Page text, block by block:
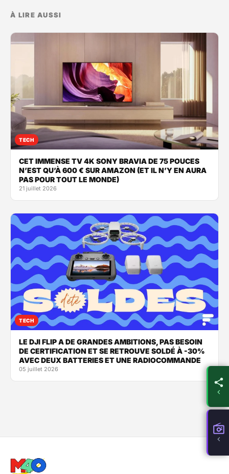
À LIRE AUSSI
TECH
CET IMMENSE TV 4K SONY BRAVIA DE 75 POUCES
N’EST QU’À 600 € SUR AMAZON (ET IL N’Y EN AURA
PAS POUR TOUT LE MONDE)
21 juillet 2026
TECH
LE DJI FLIP A DE GRANDES AMBITIONS, PAS BESOIN
DE CERTIFICATION ET SE RETROUVE SOLDÉ À -30%
AVEC DEUX BATTERIES ET UNE RADIOCOMMANDE
05 juillet 2026